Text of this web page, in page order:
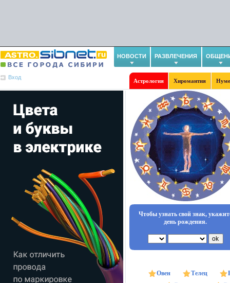
НОВОСТИ РАЗВЛЕЧЕНИЯ
Вход
Астрология Хиромантия
Чтобы узнать свой знак,
день рождения.
Овен Телец